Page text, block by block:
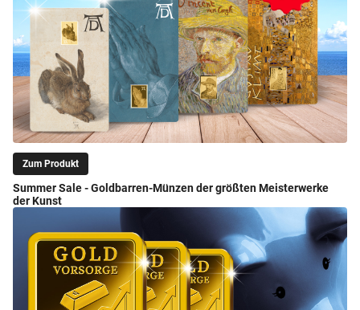
Zum Produkt
Summer Sale - Goldbarren-Münzen der größten Meisterwerke
der Kunst